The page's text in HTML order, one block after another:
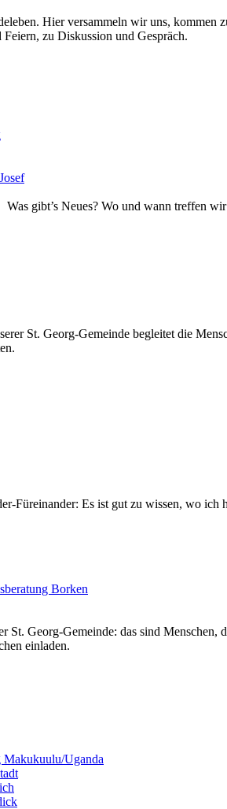
Hier versammeln wir uns, kommen
zu Diskussion und Gespräch.
Was gibt’s Neues? Wo und wann treffen
St. Georg-Gemeinde begleitet die
Füreinander: Es ist gut zu wissen, wo ich
Borken
St. Georg-Gemeinde: das sind Menschen,
einladen.
Makukuulu/Uganda